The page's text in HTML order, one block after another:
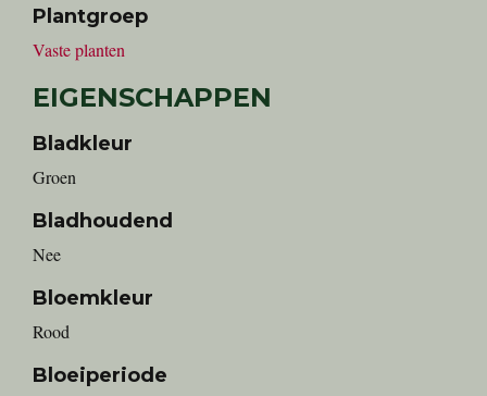
Plantgroep
Vaste planten
EIGENSCHAPPEN
Bladkleur
Groen
Bladhoudend
Nee
Bloemkleur
Rood
Bloeiperiode